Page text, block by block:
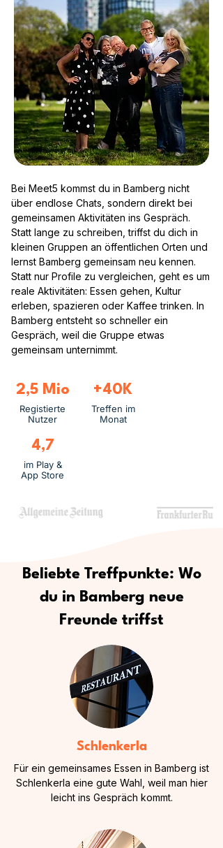
Bei Meet5 kommst du in Bamberg nicht
über endlose Chats, sondern direkt bei
gemeinsamen Aktivitäten ins Gespräch.
Statt lange zu schreiben, triffst du dich in
kleinen Gruppen an öffentlichen Orten und
lernst Bamberg gemeinsam neu kennen.
Statt nur Profile zu vergleichen, geht es um
reale Aktivitäten: Essen gehen, Kultur
erleben, spazieren oder Kaffee trinken. In
Bamberg entsteht so schneller ein
Gespräch, weil die Gruppe etwas
gemeinsam unternimmt.
2,5 Mio
Registierte
Nutzer
+40K
Treffen im
Monat
4,7
im Play &
App Store
Beliebte Treffpunkte: Wo
du in Bamberg neue
Freunde triffst
Schlenkerla
Für ein gemeinsames Essen in Bamberg ist
Schlenkerla eine gute Wahl, weil man hier
leicht ins Gespräch kommt.